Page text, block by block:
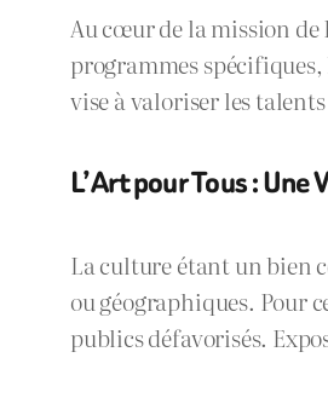
Au cœur de la mission
programmes
vise à valoriser les
L’Art pour Tous :
La culture étant un bien
ou géographiques. Pour
publics défavorisés.